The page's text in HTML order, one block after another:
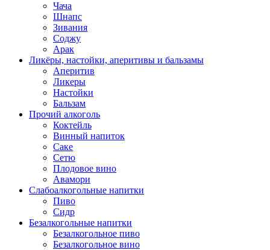
Чача
Шнапс
Зивания
Соджу
Арак
Ликёры, настойки, аперитивы и бальзамы
Аперитив
Ликеры
Настойки
Бальзам
Прочий алкоголь
Коктейль
Винный напиток
Саке
Сетю
Плодовое вино
Авамори
Слабоалкогольные напитки
Пиво
Сидр
Безалкогольные напитки
Безалкогольное пиво
Безалкогольное вино